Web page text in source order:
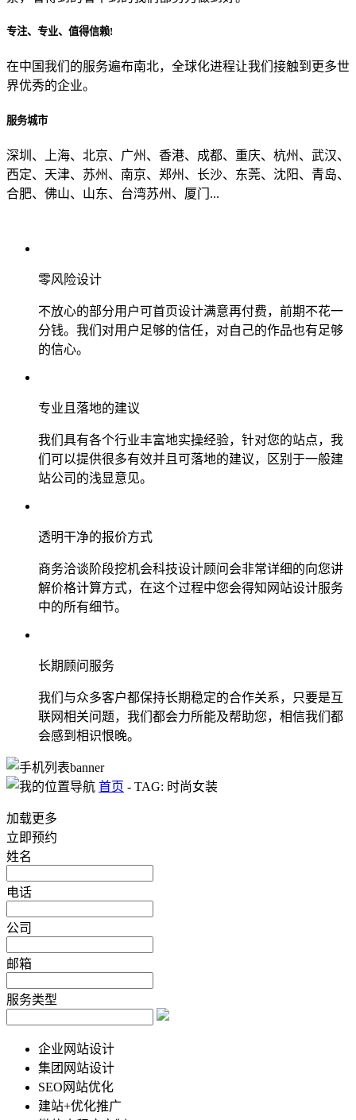
专注、专业、值得信赖!
在中国我们的服务遍布南北，全球化进程让我们接触到更多世
界优秀的企业。
服务城市
深圳、上海、北京、广州、香港、成都、重庆、杭州、武汉、
西定、天津、苏州、南京、郑州、长沙、东莞、沈阳、青岛、
合肥、佛山、山东、台湾苏州、厦门...
零风险设计
不放心的部分用户可首页设计满意再付费，前期不花一
分钱。我们对用户足够的信任，对自己的作品也有足够
的信心。
专业且落地的建议
我们具有各个行业丰富地实操经验，针对您的站点，我
们可以提供很多有效并且可落地的建议，区别于一般建
站公司的浅显意见。
透明干净的报价方式
商务洽谈阶段挖机会科技设计顾问会非常详细的向您讲
解价格计算方式，在这个过程中您会得知网站设计服务
中的所有细节。
长期顾问服务
我们与众多客户都保持长期稳定的合作关系，只要是互
联网相关问题，我们都会力所能及帮助您，相信我们都
会感到相识恨晚。
首页 - TAG: 时尚女装
加载更多
立即预约
姓名
电话
公司
邮箱
服务类型
企业网站设计
集团网站设计
SEO网站优化
建站+优化推广